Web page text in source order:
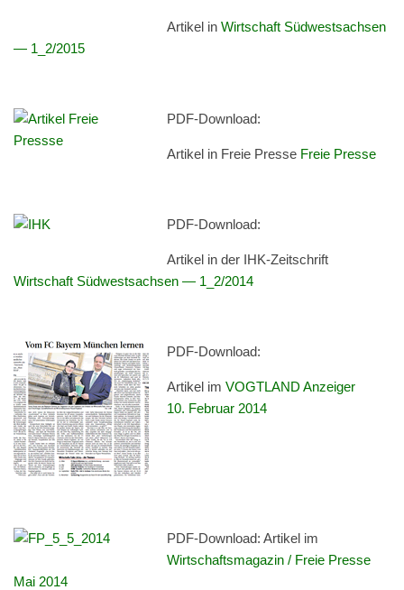
Artikel in Wirtschaft Süd­west­sach­sen
— 1_2/2015
PDF-Down­load:
Artikel in Freie Presse Freie Presse
PDF-Down­load:
Artikel in der IHK-Zeitschrift
Wirtschaft Süd­west­sach­sen — 1_2/2014
PDF-Down­load:
Artikel im VOGTLAND Anzeiger
10. Feb­ru­ar 2014
PDF-Down­load: Arti­kel im
Wirtschafts­magazin / Freie Presse
Mai 2014